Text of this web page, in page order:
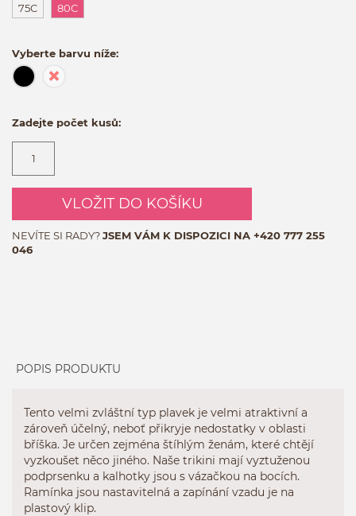
75C 80C
Vyberte barvu níže:
Zadejte počet kusů:
VLOŽIT DO KOŠÍKU
NEVÍTE SI RADY?JSEM VÁM K DISPOZICI NA +420 777 255
046
POPIS PRODUKTU
Tento velmi zvláštní typ plavek je velmi atraktivní a
zároveň účelný, neboť přikryje nedostatky v oblasti
bříška. Je určen zejména štíhlým ženám, které chtějí
vyzkoušet něco jiného. Naše trikini mají vyztuženou
podprsenku a kalhotky jsou s vázačkou na bocích.
Ramínka jsou nastavitelná a zapínání vzadu je na
plastový klip.